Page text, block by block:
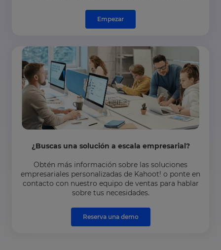
Empezar
¿Buscas una solución a escala empresarial?
Obtén más información sobre las soluciones
empresariales personalizadas de Kahoot! o ponte en
contacto con nuestro equipo de ventas para hablar
sobre tus necesidades.
Reserva una demo